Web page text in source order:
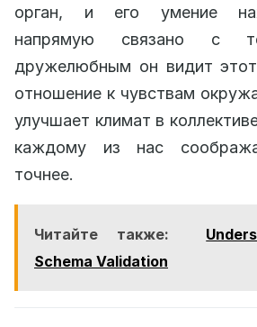
орган, и его умение
напрямую связано с
дружелюбным он видит
отношение к чувствам
улучшает климат в
каждому из нас
точнее.
Читайте также:
Schema Validation